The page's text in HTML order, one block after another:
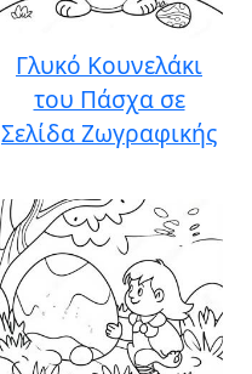
Γλυκό Κουνελάκι
του Πάσχα σε
Σελίδα Ζωγραφικής